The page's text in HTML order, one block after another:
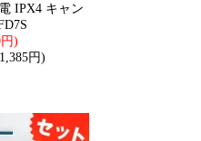
IPX4 キャン
)
円)